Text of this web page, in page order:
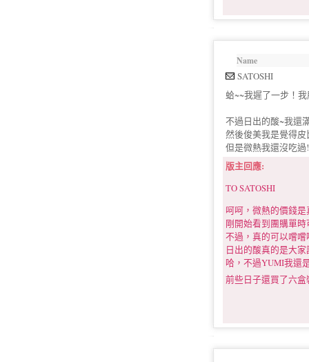
Name
SATOSHI
蛤~~我遲了一步！
不過日出的酸~我還
然後俊美我是覺得皮
但是微熱我還沒吃
版主回應:
TO SATOSHI
呵呵，微熱的價錢
剛開始看到團購單
不過，真的可以嚐嚐
日出的酸真的是大
哈，不過YUMI我還
前些日子還買了六